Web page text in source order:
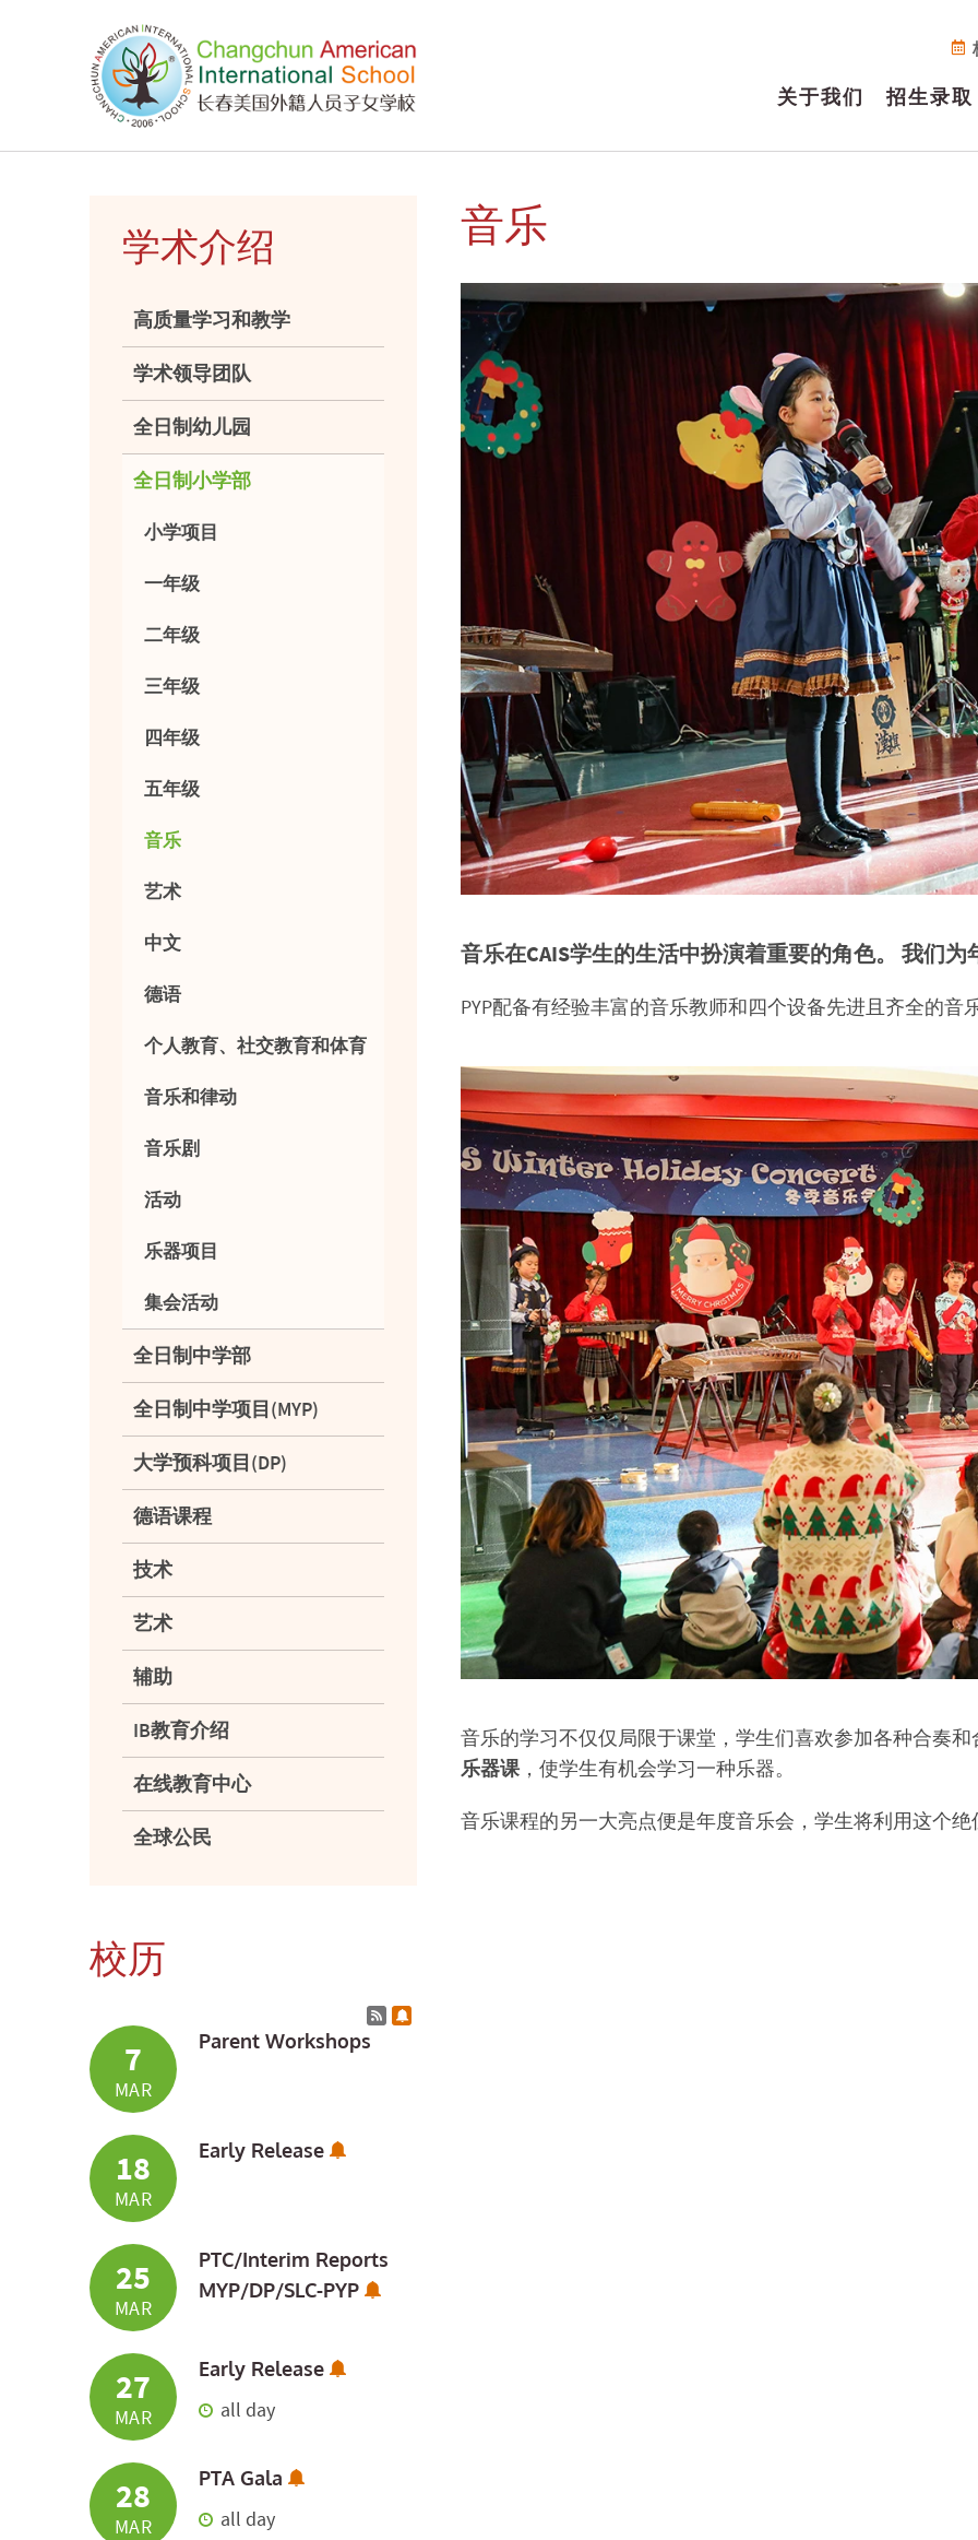
关于我们 招生录取
学术介绍
高质量学习和教学
学术领导团队
全日制幼儿园
全日制小学部
小学项目
一年级
二年级
三年级
四年级
五年级
音乐
艺术
中文
德语
个人教育、社交教育和体育
音乐和律动
音乐剧
活动
乐器项目
集会活动
全日制中学部
全日制中学项目(MYP)
大学预科项目(DP)
德语课程
技术
艺术
辅助
IB教育介绍
在线教育中心
全球公民
校历
Calendar RSS Feeds
Subscribe to Calendar Alerts
7
MAR
Parent Workshops
18
MAR
Early Release Subscribe to Calendar Alerts
25
MAR
PTC/Interim Reports
MYP/DP/SLC-PYP
Subscribe to Calendar Alerts
27
MAR
Early Release Subscribe to Calendar Alerts
all day
28
MAR
PTA Gala Subscribe to Calendar Alerts
all day
音乐
音乐在CAIS学生的生活中扮演着重要的角色。 我们
PYP配备有经验丰富的音乐教师和四个设备先进且齐全的音
音乐的学习不仅仅局限于课堂，学生们喜欢参加各种合奏
乐器课 ，使学生有机会学习一种乐器。
音乐课程的另一大亮点便是年度音乐会，学生将利用这个